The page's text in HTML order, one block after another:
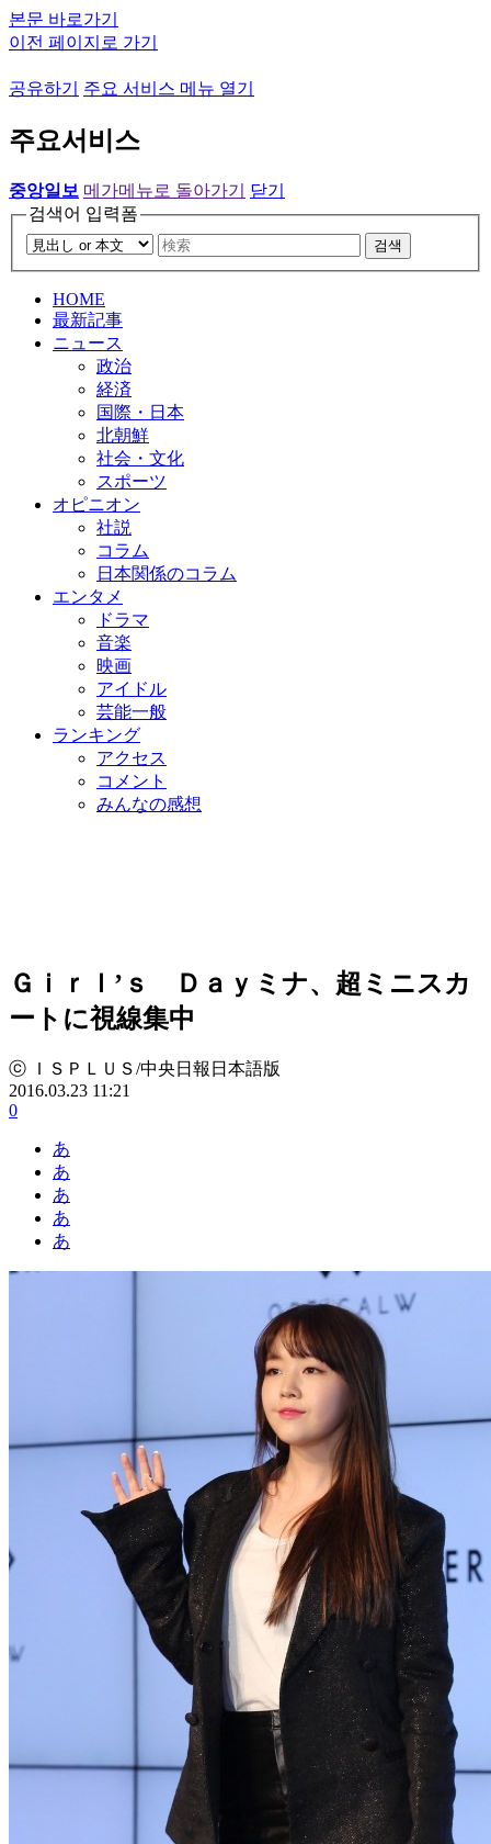
본문 바로가기
이전 페이지로 가기
공유하기 주요 서비스 메뉴 열기
주요서비스
중앙일보 메가메뉴로 돌아가기
닫기
검색어 입력폼
검색
HOME
最新記事
ニュース
政治
経済
国際・日本
北朝鮮
社会・文化
スポーツ
オピニオン
社説
コラム
日本関係のコラム
エンタメ
ドラマ
音楽
映画
アイドル
芸能一般
ランキング
アクセス
コメント
みんなの感想
Ｇｉｒｌ’ｓ Ｄａｙミナ、超ミニスカ
ートに視線集中
ⓒ ＩＳＰＬＵＳ/中央日報日本語版
2016.03.23 11:21
0
あ
あ
あ
あ
あ